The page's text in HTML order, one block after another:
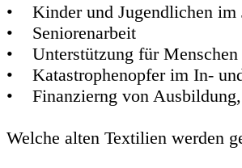
• Kinder und Jugendlichen im
• Seniorenarbeit
• Unterstützung für
• Katastrophenopfer im In-
• Finanzierng von
Welche alten Textilien werden